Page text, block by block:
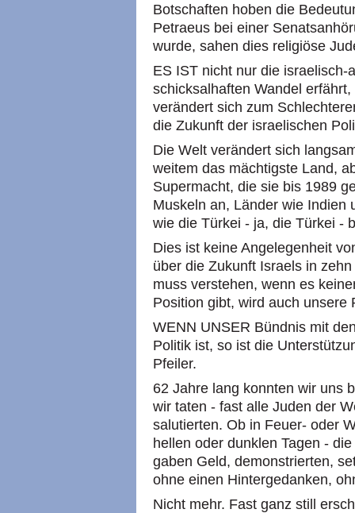
Botschaften hoben die
Petraeus bei einer
wurde, sahen dies religiöse
ES IST nicht nur die
schicksalhaften Wandel
verändert sich zum
die Zukunft der israelischen
Die Welt verändert sich
weitem das mächtigste Land,
Supermacht, die sie bis 1989
Muskeln an, Länder wie Indien
wie die Türkei - ja, die Türkei -
Dies ist keine Angelegenheit
über die Zukunft Israels in
muss verstehen, wenn es
Position gibt, wird auch unsere
WENN UNSER Bündnis mit
Politik ist, so ist die
Pfeiler.
62 Jahre lang konnten wir uns
wir taten - fast alle Juden der
salutierten. Ob in Feuer- oder
hellen oder dunklen Tagen -
gaben Geld, demonstrierten,
ohne einen Hintergedanken,
Nicht mehr. Fast ganz still